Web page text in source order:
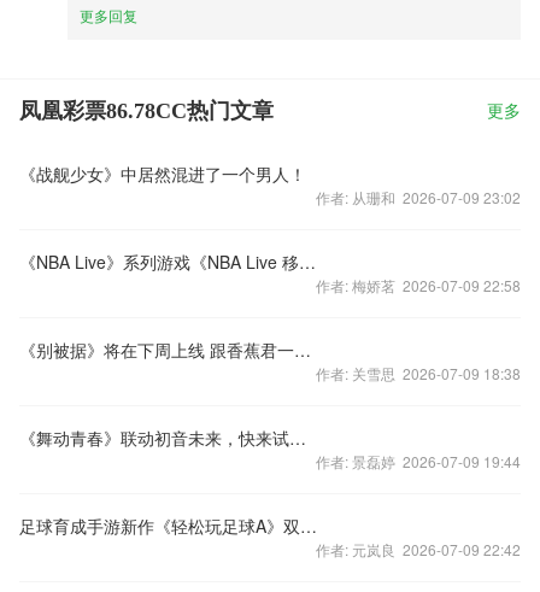
更多回复
凤凰彩票86.78CC热门文章 更多
《战舰少女》中居然混进了一个男人！
作者: 从珊和 2026-07-09 23:02
《NBA Live》系列游戏《NBA Live 移动版》支持中文版本登录台湾市场
作者: 梅娇茗 2026-07-09 22:58
《别被据》将在下周上线 跟香蕉君一起躲避齿轮的追赶吧！
作者: 关雪思 2026-07-09 18:38
《舞动青春》联动初音未来，快来试穿初音服装吧！
作者: 景磊婷 2026-07-09 19:44
足球育成手游新作《轻松玩足球A》双平台推出
作者: 元岚良 2026-07-09 22:42